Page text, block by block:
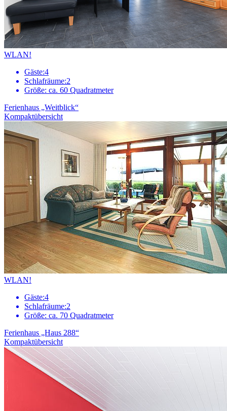
WLAN!
Gäste:4
Schlafräume:2
Größe: ca. 60 Quadratmeter
Ferienhaus „Weitblick“
Kompaktübersicht
WLAN!
Gäste:4
Schlafräume:2
Größe: ca. 70 Quadratmeter
Ferienhaus „Haus 288“
Kompaktübersicht